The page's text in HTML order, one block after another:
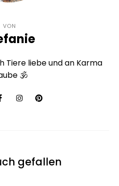
VON
Tiere liebe und an Karma
🕉
gefallen